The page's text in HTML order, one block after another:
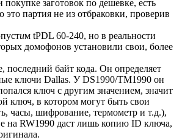
заготовок по дешевке, есть
это партия не из отбраковки, проверив
им tPDL 60-240, но в реальности
домофонов установили свои, более
последний байт кода. Он определяет
ключи Dallas. У DS1990/ТМ1990 он
ключ с другим значением, значит
ключ, в котором могут быть свои
часы, шифрование, термометр и т.д.),
на RW1990 даст лишь копию ID ключа,